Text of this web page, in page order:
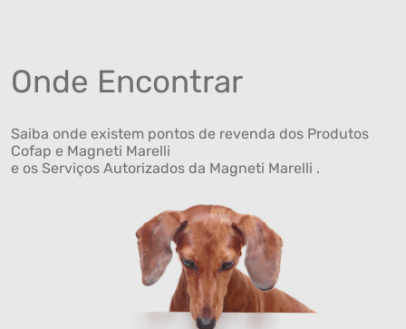
Onde Encontrar
Saiba onde existem pontos de revenda dos Produtos
Cofap e Magneti Marelli
e os Serviços Autorizados da Magneti Marelli .